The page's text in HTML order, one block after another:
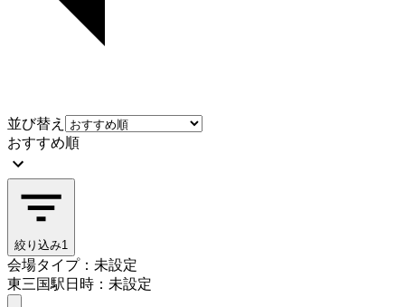
並び替え
おすすめ順
絞り込み1
会場タイプ：未設定
東三国駅日時：未設定